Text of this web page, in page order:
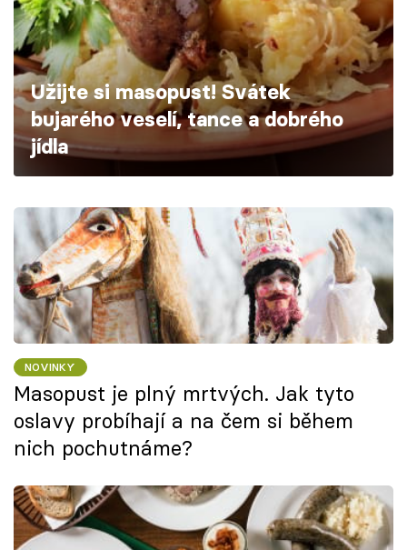
Škola vaření
Recepty z TV
Speciál: Cuketa
Těhotnej kuchař
Přihlášení
Sledujte nás
Užijte si masopust! Svátek
bujarého veselí, tance a dobrého
jídla
NOVINKY
Masopust je plný mrtvých. Jak tyto
oslavy probíhají a na čem si během
nich pochutnáme?